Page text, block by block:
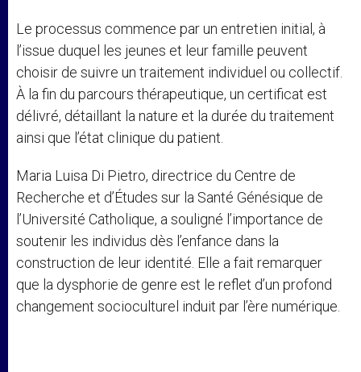
Le processus commence par un entretien initial, à
l’issue duquel les jeunes et leur famille peuvent
choisir de suivre un traitement individuel ou collectif.
À la fin du parcours thérapeutique, un certificat est
délivré, détaillant la nature et la durée du traitement
ainsi que l’état clinique du patient.
Maria Luisa Di Pietro, directrice du Centre de
Recherche et d’Études sur la Santé Génésique de
l’Université Catholique, a souligné l’importance de
soutenir les individus dès l’enfance dans la
construction de leur identité. Elle a fait remarquer
que la dysphorie de genre est le reflet d’un profond
changement socioculturel induit par l’ère numérique.